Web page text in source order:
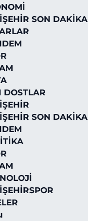
SON DAKİKA
DOSTLAR
SON DAKİKA